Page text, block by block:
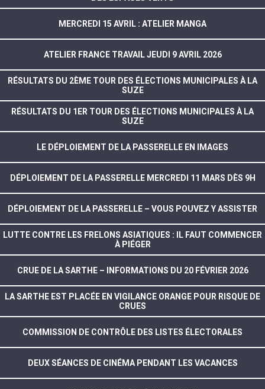
MERCREDI 15 AVRIL : ATELIER MANGA
ATELIER FRANCE TRAVAIL JEUDI 9 AVRIL 2026
RÉSULTATS DU 2ÈME TOUR DES ÉLECTIONS MUNICIPALES À LA
SUZE
RÉSULTATS DU 1ER TOUR DES ÉLECTIONS MUNICIPALES À LA
SUZE
LE DÉPLOIEMENT DE LA PASSERELLE EN IMAGES
DÉPLOIEMENT DE LA PASSERELLE MERCREDI 11 MARS DÈS 9H
DÉPLOIEMENT DE LA PASSERELLE – VOUS POUVEZ Y ASSISTER
LUTTE CONTRE LES FRELONS ASIATIQUES : IL FAUT COMMENCER
À PIÉGER
CRUE DE LA SARTHE – INFORMATIONS DU 20 FÉVRIER 2026
LA SARTHE EST PLACÉE EN VIGILANCE ORANGE POUR RISQUE DE
CRUES
COMMISSION DE CONTRÔLE DES LISTES ÉLECTORALES
DEUX SÉANCES DE CINÉMA PENDANT LES VACANCES